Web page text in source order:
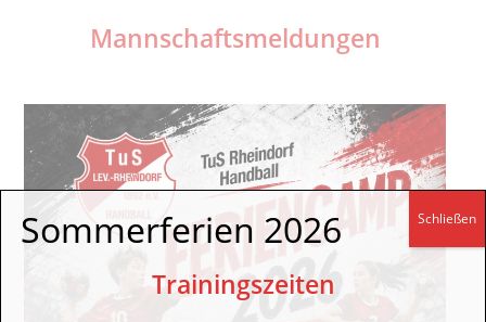
Mannschaftsmeldungen
Sommerferien 2026
Trainingszeiten
Schließen